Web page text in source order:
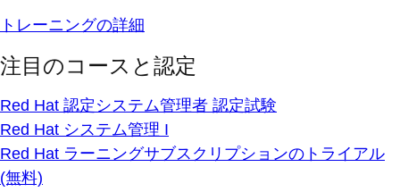
トレーニングの詳細
注目のコースと認定
Red Hat 認定システム管理者 認定試験
Red Hat システム管理 I
Red Hat ラーニングサブスクリプションのトライアル
(無料)